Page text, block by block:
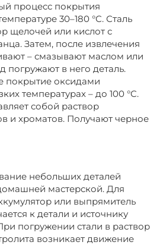
процесс покрытия
30–180 °C. Сталь
щелочей или кислот с
Затем, после извлечения
– смазывают маслом или
погружают в него деталь.
покрытие оксидами
температурах – до 100 °C.
собой раствор
и хроматов. Получают черное
небольших деталей
мастерской. Для
или выпрямитель
к детали и источнику
погружении стали в раствор
возникает движение